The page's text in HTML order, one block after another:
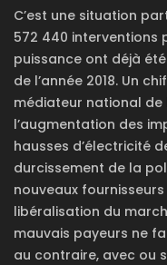
C’est une situation
572 440 interventions
puissance ont déjà
de l’année 2018. Un
médiateur national de
l’augmentation des
hausses d’électricité
durcissement de la
nouveaux
libéralisation du
mauvais payeurs ne
au contraire, avec ou